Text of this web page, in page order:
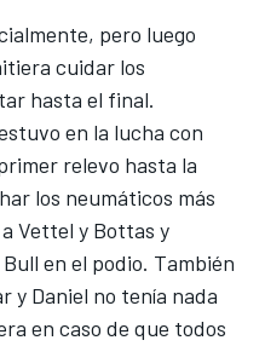
, pero luego
cuidar los
hasta el final.
en la lucha con
relevo hasta la
los neumáticos más
Vettel y Bottas y
Bull en el podio. También
y Daniel no tenía nada
en caso de que todos